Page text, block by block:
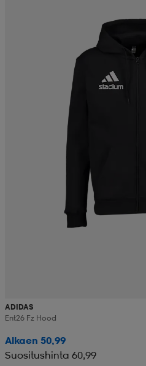
ADIDAS
Ent26 Fz Hood
Alkaen 50,99
Suositushinta 60,99